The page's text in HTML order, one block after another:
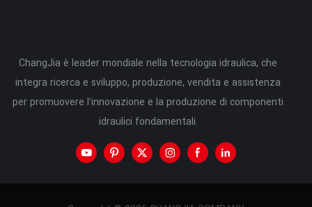
ChangJia è leader mondiale nella tecnologia idraulica, che
integra ricerca e sviluppo, produzione, vendita e assistenza
per promuovere l'innovazione e la produzione di componenti
idraulici fondamentali.